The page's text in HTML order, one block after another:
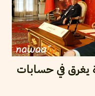
يغرق في حسابات